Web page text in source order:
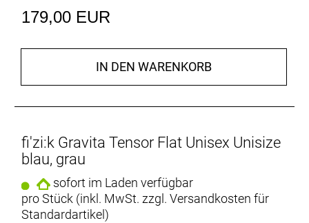
179,00 EUR
IN DEN WARENKORB
fi'zi:k Gravita Tensor Flat Unisex Unisize
blau, grau
sofort im Laden verfügbar
pro Stück (inkl. MwSt. zzgl. Versandkosten für
Standardartikel)